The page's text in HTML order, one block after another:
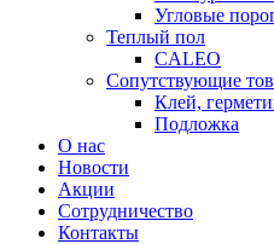
Угловые
Теплый пол
CALEO
Сопутствующие
Клей,
Подложка
О нас
Новости
Акции
Сотрудничество
Контакты